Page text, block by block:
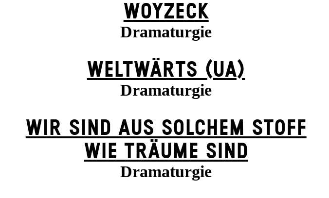
WOYZECK
Dramaturgie
WELTWÄRTS (UA)
Dramaturgie
WIR SIND AUS SOLCHEM STOFF
WIE TRÄUME SIND
Dramaturgie